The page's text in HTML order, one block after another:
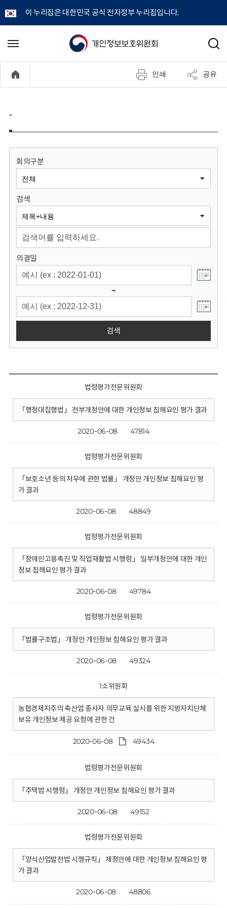
이 누리집은 대한민국 공식 전자정부 누리집입니다.
개
정
보
원
회
메
기
검
인쇄 공유
-
회의구분
검색
의결일
~
검색
법령평가전문위원회
「행정대집행법」 전부개정안에 대한 개인정보 침해요인 평가 결과
2020-06-08 47814
법령평가전문위원회
「보호소년 등의 처우에 관한 법률」 개정안 개인정보 침해요인 평
가 결과
2020-06-08 48849
법령평가전문위원회
「장애인고용촉진 및 직업재활법 시행령」 일부개정안에 대한 개인
정보 침해요인 평가 결과
2020-06-08 49784
법령평가전문위원회
「법률구조법」 개정안 개인정보 침해요인 평가 결과
2020-06-08 49324
1소위원회
농협경제지주의 축산업 종사자 의무교육 실시를 위한 지방자치단체
보유 개인정보 제공 요청에 관한 건
2020-06-08 49434
법령평가전문위원회
「주택법 시행령」 개정안 개인정보 침해요인 평가 결과
2020-06-08 49152
법령평가전문위원회
「양식산업발전법 시행규칙」 제정안에 대한 개인정보 침해요인 평
가 결과
2020-06-08 48806